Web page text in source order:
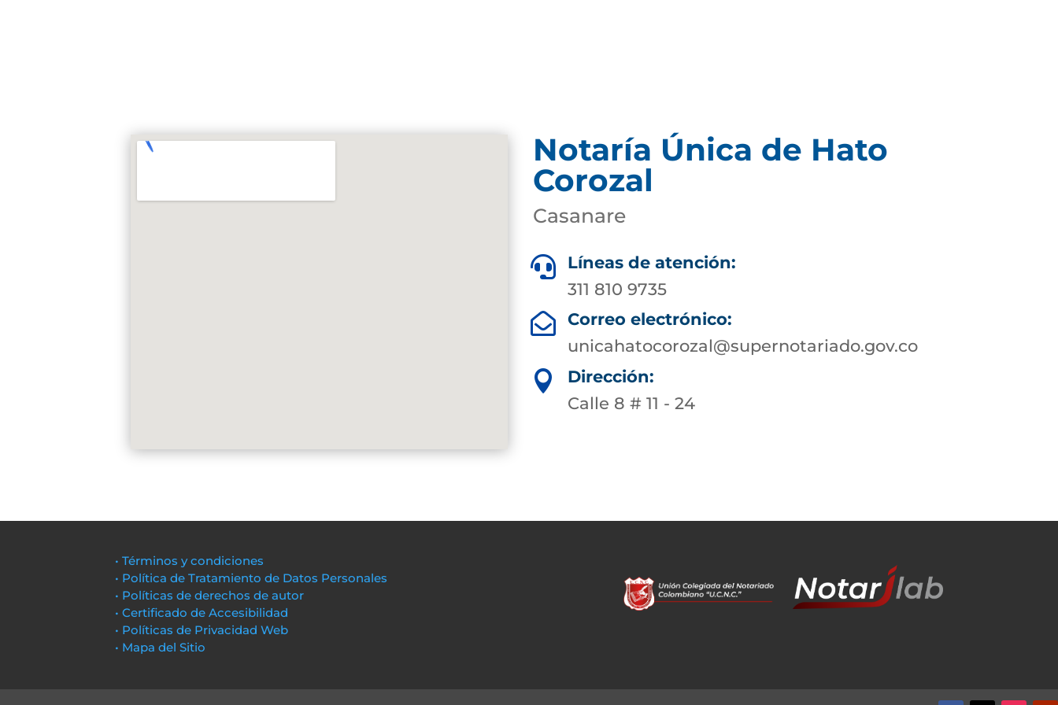
Notaría Única de Hato
Corozal
Casanare

Líneas de atención:
311 810 9735

Correo electrónico:
unicahatocorozal@supernotariado.gov.co

Dirección:
Calle 8 # 11 - 24
• Términos y condiciones
• Política de Tratamiento de Datos Personales
• Políticas de derechos de autor
• Certificado de Accesibilidad
• Políticas de Privacidad Web
• Mapa del Sitio